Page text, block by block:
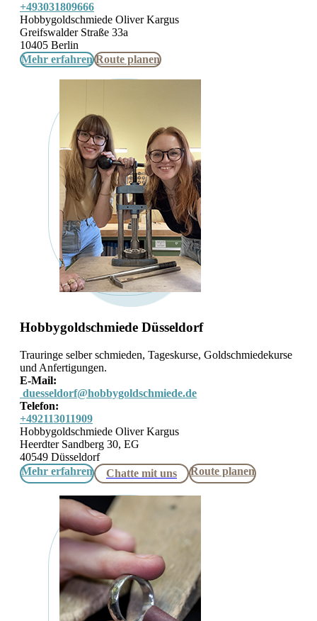
+493031809666
Hobbygoldschmiede Oliver Kargus
Greifswalder Straße 33a
10405 Berlin
Mehr erfahren Route planen
Hobbygoldschmiede Düsseldorf
Trauringe selber schmieden, Tageskurse, Goldschmiedekurse
und Anfertigungen.
E-Mail:
duesseldorf@hobbygoldschmiede.de
Telefon:
+492113011909
Hobbygoldschmiede Oliver Kargus
Heerdter Sandberg 30, EG
40549 Düsseldorf
Mehr erfahren
Chatte mit uns Route planen